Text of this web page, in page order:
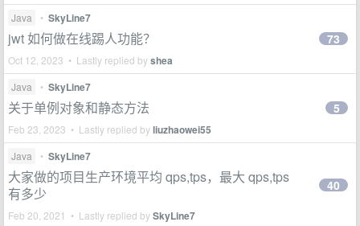
Java • SkyLine7
jwt 如何做在线踢人功能？
Oct 12, 2023 • Lastly replied byshea
73
Java • SkyLine7
关于单例对象和静态方法
Feb 23, 2023 • Lastly replied byliuzhaowei55
5
Java • SkyLine7
大家做的项目生产环境平均 qps,tps，最大 qps,tps
有多少
Feb 20, 2021 • Lastly replied bySkyLine7
40